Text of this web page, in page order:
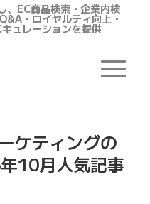
、EC商品検索・企業内検
・ロイヤルティ向上・
ュレーションを提供
ケティングの
10月人気記事